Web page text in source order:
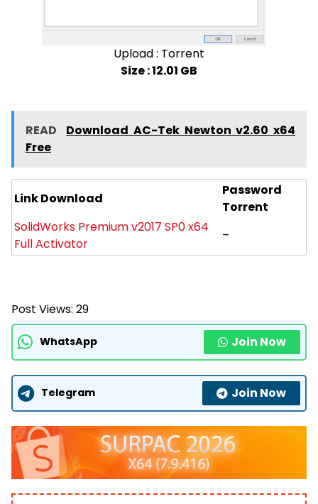
Upload : Torrent
Size : 12.01 GB
READ
Download AC-Tek Newton v2.60 x64
Free
Link Download
Password
Torrent
SolidWorks Premium v2017 SP0 x64
Full Activator
–
Post Views: 29
WhatsApp Join Now
Telegram Join Now